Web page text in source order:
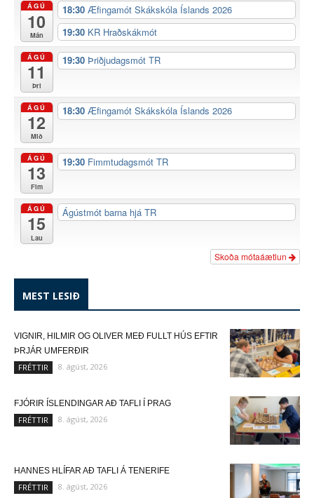
ÁGÚ
10
Mán
18:30 Æfingamót Skákskóla Íslands 2026
19:30 KR Hraðskákmót
ÁGÚ
11
Þri
19:30 Þriðjudagsmót TR
ÁGÚ
12
Mið
18:30 Æfingamót Skákskóla Íslands 2026
ÁGÚ
13
Fim
19:30 Fimmtudagsmót TR
ÁGÚ
15
Lau
Ágústmót barna hjá TR
Skoða mótaáætlun
MEST LESIÐ
VIGNIR, HILMIR OG OLIVER MEÐ FULLT HÚS EFTIR
ÞRJÁR UMFERÐIR
FRÉTTIR 8. ágúst, 2026
FJÓRIR ÍSLENDINGAR AÐ TAFLI Í PRAG
FRÉTTIR 8. ágúst, 2026
HANNES HLÍFAR AÐ TAFLI Á TENERIFE
FRÉTTIR 8. ágúst, 2026